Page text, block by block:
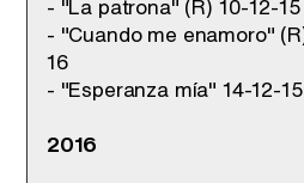
- "La patrona" (R) 10-12-
- "Cuando me enamoro"
16
- "Esperanza mía" 14-12-
2016